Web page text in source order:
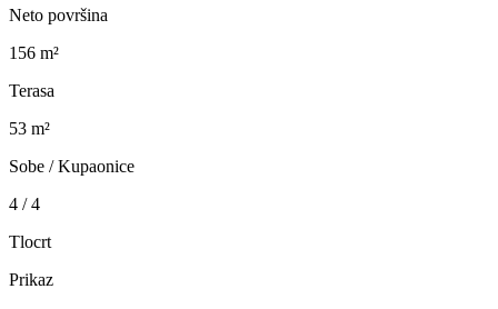
Neto površina
156 m²
Terasa
53 m²
Sobe / Kupaonice
4 / 4
Tlocrt
Prikaz